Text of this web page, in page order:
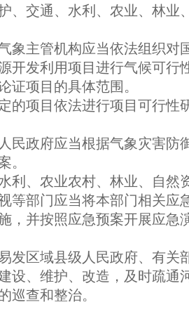
、交通、水利、农业、林
主管机构应当依法组织对
开发利用项目进行气候可
证项目的具体范围。
的项目依法进行项目可行
政府应当根据气象灾害防
。
利、农业农村、林业、自
等部门应当将本部门相关
，并按照应急预案开展应急
区域县级人民政府、有关
设、维护、改造，及时疏
巡查和整治。